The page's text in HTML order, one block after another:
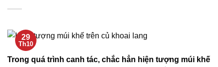
29
Th10
Trong quá trình canh tác, chắc hẳn hiện tượng múi khế